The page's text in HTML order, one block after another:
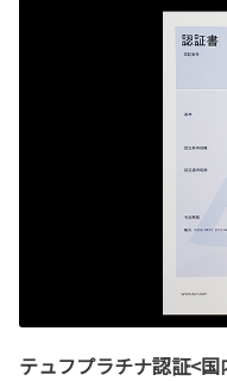
テュフプラチナ認証<